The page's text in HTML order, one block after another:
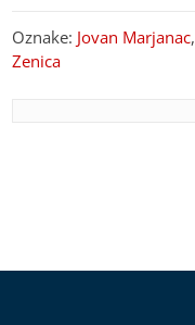
Oznake: Jovan Marjanac,
Zenica